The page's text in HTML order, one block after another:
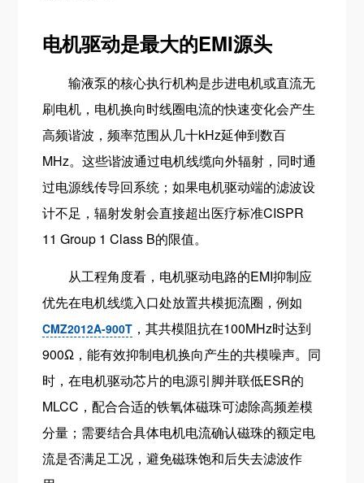
电机驱动是最大的EMI源头
输液泵的核心执行机构是步进电机或直流无
刷电机，电机换向时线圈电流的快速变化会产生
高频谐波，频率范围从几十kHz延伸到数百
MHz。这些谐波通过电机线缆向外辐射，同时通
过电源线传导回系统；如果电机驱动端的滤波设
计不足，辐射发射会直接超出医疗标准CISPR
11 Group 1 Class B的限值。
从工程角度看，电机驱动电路的EMI抑制应
优先在电机线缆入口处放置共模扼流圈，例如
CMZ2012A-900T ，其共模阻抗在100MHz时达到
900Ω，能有效抑制电机换向产生的共模噪声。同
时，在电机驱动芯片的电源引脚并联低ESR的
MLCC，配合合适的铁氧体磁珠可滤除高频差模
分量；需要结合具体电机电流确认磁珠的额定电
流是否满足工况，避免磁珠饱和后失去滤波作